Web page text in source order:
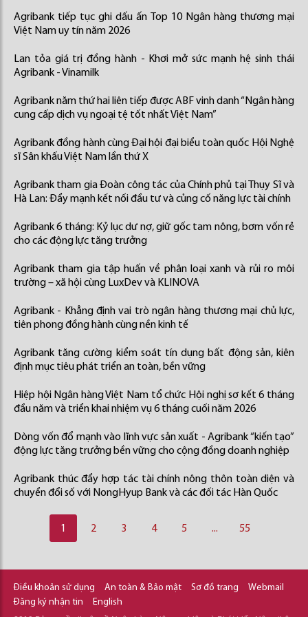
Agribank tiếp tục ghi dấu ấn Top 10 Ngân hàng thương mại
Việt Nam uy tín năm 2026
Lan tỏa giá trị đồng hành - Khơi mở sức mạnh hệ sinh thái
Agribank - Vinamilk
Agribank năm thứ hai liên tiếp được ABF vinh danh “Ngân hàng
cung cấp dịch vụ ngoại tệ tốt nhất Việt Nam”
Agribank đồng hành cùng Đại hội đại biểu toàn quốc Hội Nghệ
sĩ Sân khấu Việt Nam lần thứ X
Agribank tham gia Đoàn công tác của Chính phủ tại Thụy Sĩ và
Hà Lan: Đẩy mạnh kết nối đầu tư và củng cố năng lực tài chính
Agribank 6 tháng: Kỷ lục dư nợ, giữ gốc tam nông, bơm vốn rẻ
cho các động lực tăng trưởng
Agribank tham gia tập huấn về phân loại xanh và rủi ro môi
trường – xã hội cùng LuxDev và KLINOVA
Agribank - Khẳng định vai trò ngân hàng thương mại chủ lực,
tiên phong đồng hành cùng nền kinh tế
Agribank tăng cường kiểm soát tín dụng bất động sản, kiên
định mục tiêu phát triển an toàn, bền vững
Hiệp hội Ngân hàng Việt Nam tổ chức Hội nghị sơ kết 6 tháng
đầu năm và triển khai nhiệm vụ 6 tháng cuối năm 2026
Dòng vốn đổ mạnh vào lĩnh vực sản xuất - Agribank “kiến tạo”
động lực tăng trưởng bền vững cho cộng đồng doanh nghiệp
Agribank thúc đẩy hợp tác tài chính nông thôn toàn diện và
chuyển đổi số với NongHyup Bank và các đối tác Hàn Quốc
1 2 3 4 5 ... 55
Điều khoản sử dụng An toàn & Bảo mật Sơ đồ trang
Webmail
Đăng ký nhận tin
English